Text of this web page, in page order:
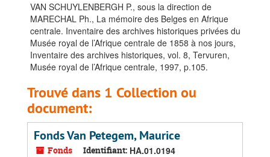
VAN SCHUYLENBERGH P., sous la direction de
MARECHAL Ph., La mémoire des Belges en Afrique
centrale. Inventaire des archives historiques privées du
Musée royal de l’Afrique centrale de 1858 à nos jours,
Inventaire des archives historiques, vol. 8, Tervuren,
Musée royal de l’Afrique centrale, 1997, p.105.
Trouvé dans 1 Collection ou
document:
Fonds Van Petegem, Maurice
Fonds Identifiant: HA.01.0194